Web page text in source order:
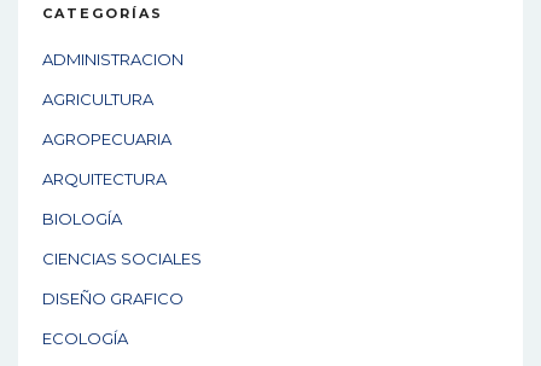
CATEGORÍAS
ADMINISTRACION
AGRICULTURA
AGROPECUARIA
ARQUITECTURA
BIOLOGÍA
CIENCIAS SOCIALES
DISEÑO GRAFICO
ECOLOGÍA